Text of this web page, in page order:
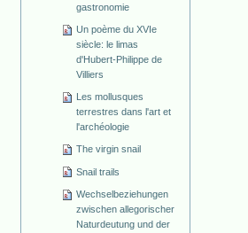
gastronomie
Un poème du XVIe
siècle: le limas
d'Hubert-Philippe de
Villiers
Les mollusques
terrestres dans l'art et
l'archéologie
The virgin snail
Snail trails
Wechselbeziehungen
zwischen allegorischer
Naturdeutung und der